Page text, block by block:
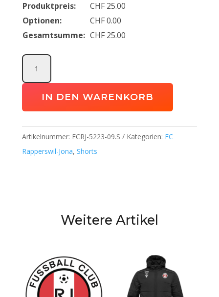
Produktpreis: CHF 25.00
Optionen:
CHF0.00
Gesamtsumme: CHF 25.00
Mesa
IN DEN WARENKORB
Artikelnummer: FCRJ-5223-09.S Kategorien: FC
Rapperswil-Jona, Shorts
Weitere Artikel